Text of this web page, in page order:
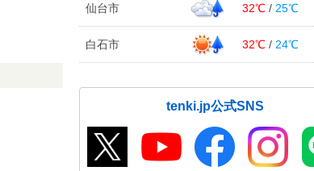
仙台市 32℃ / 25℃
白石市 32℃ / 24℃
tenki.jp公式SNS